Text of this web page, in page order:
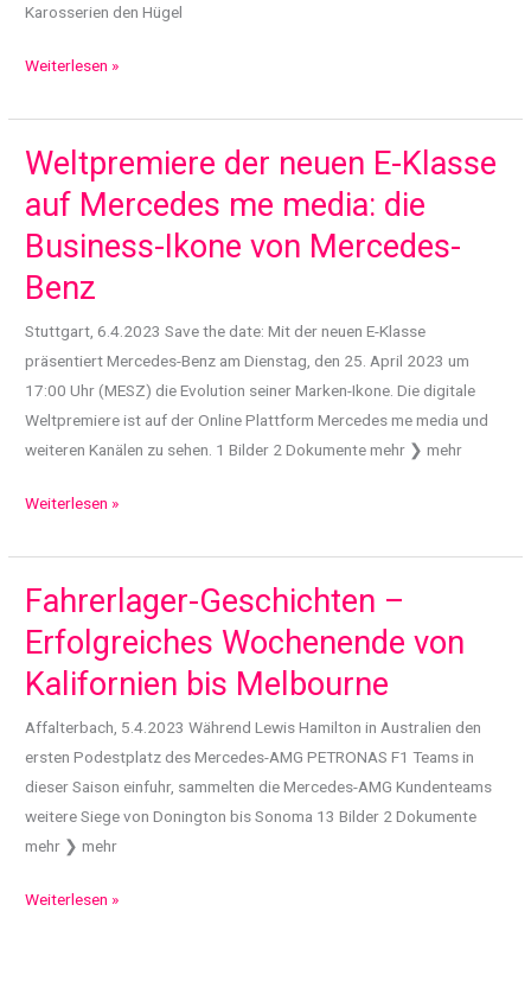
Karosserien den Hügel
Old-
Youngtimertreff
„Classics
Coffee“
am
Mercedes-
Benz
Museum
Weiterlesen »
Weltpremiere der neuen E-Klasse
auf Mercedes me media: die
Business-Ikone von Mercedes-
Benz
Stuttgart, 6.4.2023 Save the date: Mit der neuen E-Klasse
präsentiert Mercedes-Benz am Dienstag, den 25. April 2023 um
17:00 Uhr (MESZ) die Evolution seiner Marken-Ikone. Die digitale
Weltpremiere ist auf der Online Plattform Mercedes me media und
weiteren Kanälen zu sehen. 1 Bilder 2 Dokumente mehr ❯ mehr
Weltpremiere
neuen
E-
auf
Mercedes
media:
die
Business-
Ikone
von
Weiterlesen »
Fahrerlager-Geschichten –
Erfolgreiches Wochenende von
Kalifornien bis Melbourne
Affalterbach, 5.4.2023 Während Lewis Hamilton in Australien den
ersten Podestplatz des Mercedes-AMG PETRONAS F1 Teams in
dieser Saison einfuhr, sammelten die Mercedes-AMG Kundenteams
weitere Siege von Donington bis Sonoma 13 Bilder 2 Dokumente
mehr ❯ mehr
Fahrerlager-
Weiterlesen »